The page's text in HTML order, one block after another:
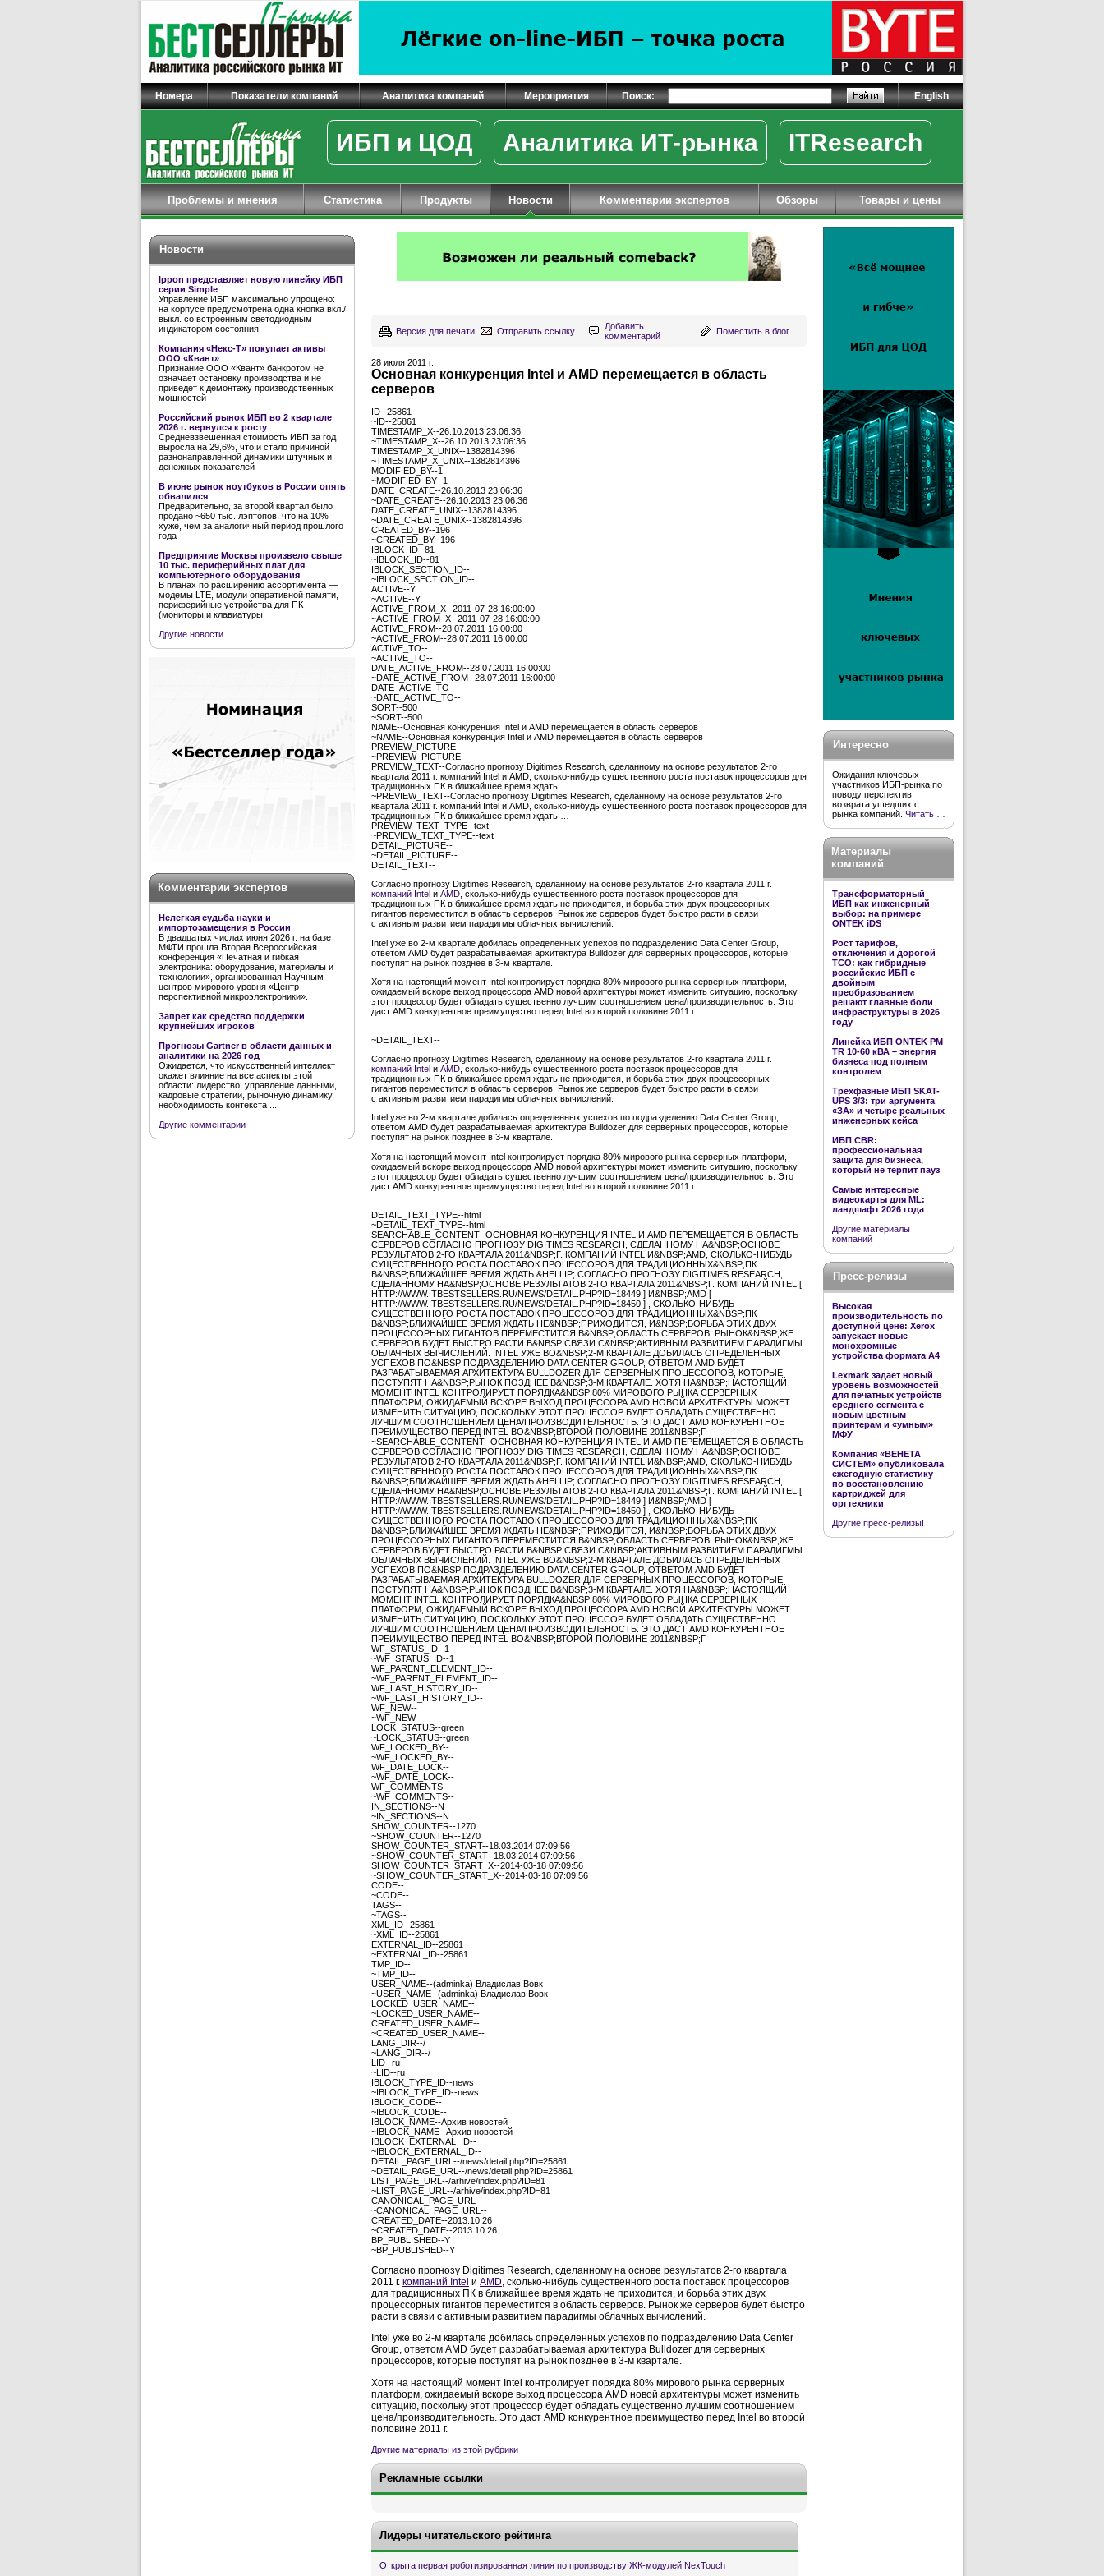
Номера Показатели компаний Аналитика компаний Мероприятия Поиск: English
ИБП и ЦОД Аналитика ИТ-рынка ITResearch
Проблемы и мнения Статистика Продукты Новости Комментарии экспертов Обзоры Товары и цены
Новости
Ippon представляет новую линейку ИБП
серии Simple
Управление ИБП максимально упрощено:
на корпусе предусмотрена одна кнопка вкл./
выкл. со встроенным светодиодным
индикатором состояния
Компания «Некс-Т» покупает активы
ООО «Квант»
Признание ООО «Квант» банкротом не
означает остановку производства и не
приведет к демонтажу производственных
мощностей
Российский рынок ИБП во 2 квартале
2026 г. вернулся к росту
Средневзвешенная стоимость ИБП за год
выросла на 29,6%, что и стало причиной
разнонаправленной динамики штучных и
денежных показателей
В июне рынок ноутбуков в России опять
обвалился
Предварительно, за второй квартал было
продано ~650 тыс. лэптопов, что на 10%
хуже, чем за аналогичный период прошлого
года
Предприятие Москвы произвело свыше
10 тыс. периферийных плат для
компьютерного оборудования
В планах по расширению ассортимента —
модемы LTE, модули оперативной памяти,
периферийные устройства для ПК
(мониторы и клавиатуры
Другие новости
Комментарии экспертов
Нелегкая судьба науки и
импортозамещения в России
В двадцатых числах июня 2026 г. на базе
МФТИ прошла Вторая Всероссийская
конференция «Печатная и гибкая
электроника: оборудование, материалы и
технологии», организованная Научным
центров мирового уровня «Центр
перспективной микроэлектроники».
Запрет как средство поддержки
крупнейших игроков
Прогнозы Gartner в области данных и
аналитики на 2026 год
Ожидается, что искусственный интеллект
окажет влияние на все аспекты этой
области: лидерство, управление данными,
кадровые стратегии, рыночную динамику,
необходимость контекста ...
Другие комментарии
Версия для печати Отправить ссылку
Добавить
комментарий
Поместить в блог
28 июля 2011 г.
Основная конкуренция Intel и AMD перемещается в область
серверов
ID--25861
~ID--25861
TIMESTAMP_X--26.10.2013 23:06:36
~TIMESTAMP_X--26.10.2013 23:06:36
TIMESTAMP_X_UNIX--1382814396
~TIMESTAMP_X_UNIX--1382814396
MODIFIED_BY--1
~MODIFIED_BY--1
DATE_CREATE--26.10.2013 23:06:36
~DATE_CREATE--26.10.2013 23:06:36
DATE_CREATE_UNIX--1382814396
~DATE_CREATE_UNIX--1382814396
CREATED_BY--196
~CREATED_BY--196
IBLOCK_ID--81
~IBLOCK_ID--81
IBLOCK_SECTION_ID--
~IBLOCK_SECTION_ID--
ACTIVE--Y
~ACTIVE--Y
ACTIVE_FROM_X--2011-07-28 16:00:00
~ACTIVE_FROM_X--2011-07-28 16:00:00
ACTIVE_FROM--28.07.2011 16:00:00
~ACTIVE_FROM--28.07.2011 16:00:00
ACTIVE_TO--
~ACTIVE_TO--
DATE_ACTIVE_FROM--28.07.2011 16:00:00
~DATE_ACTIVE_FROM--28.07.2011 16:00:00
DATE_ACTIVE_TO--
~DATE_ACTIVE_TO--
SORT--500
~SORT--500
NAME--Основная конкуренция Intel и AMD перемещается в область серверов
~NAME--Основная конкуренция Intel и AMD перемещается в область серверов
PREVIEW_PICTURE--
~PREVIEW_PICTURE--
PREVIEW_TEXT--Согласно прогнозу Digitimes Research, сделанному на основе результатов 2-го
квартала 2011 г. компаний Intel и AMD, сколько-нибудь существенного роста поставок процессоров для
традиционных ПК в ближайшее время ждать …
~PREVIEW_TEXT--Согласно прогнозу Digitimes Research, сделанному на основе результатов 2-го
квартала 2011 г. компаний Intel и AMD, сколько-нибудь существенного роста поставок процессоров для
традиционных ПК в ближайшее время ждать …
PREVIEW_TEXT_TYPE--text
~PREVIEW_TEXT_TYPE--text
DETAIL_PICTURE--
~DETAIL_PICTURE--
DETAIL_TEXT--
Согласно прогнозу Digitimes Research, сделанному на основе результатов 2-го квартала 2011 г.
компаний Intel и AMD , сколько-нибудь существенного роста поставок процессоров для
традиционных ПК в ближайшее время ждать не приходится, и борьба этих двух процессорных
гигантов переместится в область серверов. Рынок же серверов будет быстро расти в связи
с активным развитием парадигмы облачных вычислений.
Intel уже во 2-м квартале добилась определенных успехов по подразделению Data Center Group,
ответом AMD будет разрабатываемая архитектура Bulldozer для серверных процессоров, которые
поступят на рынок позднее в 3-м квартале.
Хотя на настоящий момент Intel контролирует порядка 80% мирового рынка серверных платформ,
ожидаемый вскоре выход процессора AMD новой архитектуры может изменить ситуацию, поскольку
этот процессор будет обладать существенно лучшим соотношением цена/производительность. Это
даст AMD конкурентное преимущество перед Intel во второй половине 2011 г.
~DETAIL_TEXT--
Согласно прогнозу Digitimes Research, сделанному на основе результатов 2-го квартала 2011 г.
компаний Intel и AMD , сколько-нибудь существенного роста поставок процессоров для
традиционных ПК в ближайшее время ждать не приходится, и борьба этих двух процессорных
гигантов переместится в область серверов. Рынок же серверов будет быстро расти в связи
с активным развитием парадигмы облачных вычислений.
Intel уже во 2-м квартале добилась определенных успехов по подразделению Data Center Group,
ответом AMD будет разрабатываемая архитектура Bulldozer для серверных процессоров, которые
поступят на рынок позднее в 3-м квартале.
Хотя на настоящий момент Intel контролирует порядка 80% мирового рынка серверных платформ,
ожидаемый вскоре выход процессора AMD новой архитектуры может изменить ситуацию, поскольку
этот процессор будет обладать существенно лучшим соотношением цена/производительность. Это
даст AMD конкурентное преимущество перед Intel во второй половине 2011 г.
DETAIL_TEXT_TYPE--html
~DETAIL_TEXT_TYPE--html
SEARCHABLE_CONTENT--ОСНОВНАЯ КОНКУРЕНЦИЯ INTEL И AMD ПЕРЕМЕЩАЕТСЯ В ОБЛАСТЬ
СЕРВЕРОВ СОГЛАСНО ПРОГНОЗУ DIGITIMES RESEARCH, СДЕЛАННОМУ НА&NBSP;ОСНОВЕ
РЕЗУЛЬТАТОВ 2-ГО КВАРТАЛА 2011&NBSP;Г. КОМПАНИЙ INTEL И&NBSP;AMD, СКОЛЬКО-НИБУДЬ
СУЩЕСТВЕННОГО РОСТА ПОСТАВОК ПРОЦЕССОРОВ ДЛЯ ТРАДИЦИОННЫХ&NBSP;ПК
В&NBSP;БЛИЖАЙШЕЕ ВРЕМЯ ЖДАТЬ &HELLIP; СОГЛАСНО ПРОГНОЗУ DIGITIMES RESEARCH,
СДЕЛАННОМУ НА&NBSP;ОСНОВЕ РЕЗУЛЬТАТОВ 2-ГО КВАРТАЛА 2011&NBSP;Г. КОМПАНИЙ INTEL [
HTTP://WWW.ITBESTSELLERS.RU/NEWS/DETAIL.PHP?ID=18449 ] И&NBSP;AMD [
HTTP://WWW.ITBESTSELLERS.RU/NEWS/DETAIL.PHP?ID=18450 ] , СКОЛЬКО-НИБУДЬ
СУЩЕСТВЕННОГО РОСТА ПОСТАВОК ПРОЦЕССОРОВ ДЛЯ ТРАДИЦИОННЫХ&NBSP;ПК
В&NBSP;БЛИЖАЙШЕЕ ВРЕМЯ ЖДАТЬ НЕ&NBSP;ПРИХОДИТСЯ, И&NBSP;БОРЬБА ЭТИХ ДВУХ
ПРОЦЕССОРНЫХ ГИГАНТОВ ПЕРЕМЕСТИТСЯ В&NBSP;ОБЛАСТЬ СЕРВЕРОВ. РЫНОК&NBSP;ЖЕ
СЕРВЕРОВ БУДЕТ БЫСТРО РАСТИ В&NBSP;СВЯЗИ С&NBSP;АКТИВНЫМ РАЗВИТИЕМ ПАРАДИГМЫ
ОБЛАЧНЫХ ВЫЧИСЛЕНИЙ. INTEL УЖЕ ВО&NBSP;2-М КВАРТАЛЕ ДОБИЛАСЬ ОПРЕДЕЛЕННЫХ
УСПЕХОВ ПО&NBSP;ПОДРАЗДЕЛЕНИЮ DATA CENTER GROUP, ОТВЕТОМ AMD БУДЕТ
РАЗРАБАТЫВАЕМАЯ АРХИТЕКТУРА BULLDOZER ДЛЯ СЕРВЕРНЫХ ПРОЦЕССОРОВ, КОТОРЫЕ
ПОСТУПЯТ НА&NBSP;РЫНОК ПОЗДНЕЕ В&NBSP;3-М КВАРТАЛЕ. ХОТЯ НА&NBSP;НАСТОЯЩИЙ
МОМЕНТ INTEL КОНТРОЛИРУЕТ ПОРЯДКА&NBSP;80% МИРОВОГО РЫНКА СЕРВЕРНЫХ
ПЛАТФОРМ, ОЖИДАЕМЫЙ ВСКОРЕ ВЫХОД ПРОЦЕССОРА AMD НОВОЙ АРХИТЕКТУРЫ МОЖЕТ
ИЗМЕНИТЬ СИТУАЦИЮ, ПОСКОЛЬКУ ЭТОТ ПРОЦЕССОР БУДЕТ ОБЛАДАТЬ СУЩЕСТВЕННО
ЛУЧШИМ СООТНОШЕНИЕМ ЦЕНА/ПРОИЗВОДИТЕЛЬНОСТЬ. ЭТО ДАСТ AMD КОНКУРЕНТНОЕ
ПРЕИМУЩЕСТВО ПЕРЕД INTEL ВО&NBSP;ВТОРОЙ ПОЛОВИНЕ 2011&NBSP;Г.
~SEARCHABLE_CONTENT--ОСНОВНАЯ КОНКУРЕНЦИЯ INTEL И AMD ПЕРЕМЕЩАЕТСЯ В ОБЛАСТЬ
СЕРВЕРОВ СОГЛАСНО ПРОГНОЗУ DIGITIMES RESEARCH, СДЕЛАННОМУ НА&NBSP;ОСНОВЕ
РЕЗУЛЬТАТОВ 2-ГО КВАРТАЛА 2011&NBSP;Г. КОМПАНИЙ INTEL И&NBSP;AMD, СКОЛЬКО-НИБУДЬ
СУЩЕСТВЕННОГО РОСТА ПОСТАВОК ПРОЦЕССОРОВ ДЛЯ ТРАДИЦИОННЫХ&NBSP;ПК
В&NBSP;БЛИЖАЙШЕЕ ВРЕМЯ ЖДАТЬ &HELLIP; СОГЛАСНО ПРОГНОЗУ DIGITIMES RESEARCH,
СДЕЛАННОМУ НА&NBSP;ОСНОВЕ РЕЗУЛЬТАТОВ 2-ГО КВАРТАЛА 2011&NBSP;Г. КОМПАНИЙ INTEL [
HTTP://WWW.ITBESTSELLERS.RU/NEWS/DETAIL.PHP?ID=18449 ] И&NBSP;AMD [
HTTP://WWW.ITBESTSELLERS.RU/NEWS/DETAIL.PHP?ID=18450 ] , СКОЛЬКО-НИБУДЬ
СУЩЕСТВЕННОГО РОСТА ПОСТАВОК ПРОЦЕССОРОВ ДЛЯ ТРАДИЦИОННЫХ&NBSP;ПК
В&NBSP;БЛИЖАЙШЕЕ ВРЕМЯ ЖДАТЬ НЕ&NBSP;ПРИХОДИТСЯ, И&NBSP;БОРЬБА ЭТИХ ДВУХ
ПРОЦЕССОРНЫХ ГИГАНТОВ ПЕРЕМЕСТИТСЯ В&NBSP;ОБЛАСТЬ СЕРВЕРОВ. РЫНОК&NBSP;ЖЕ
СЕРВЕРОВ БУДЕТ БЫСТРО РАСТИ В&NBSP;СВЯЗИ С&NBSP;АКТИВНЫМ РАЗВИТИЕМ ПАРАДИГМЫ
ОБЛАЧНЫХ ВЫЧИСЛЕНИЙ. INTEL УЖЕ ВО&NBSP;2-М КВАРТАЛЕ ДОБИЛАСЬ ОПРЕДЕЛЕННЫХ
УСПЕХОВ ПО&NBSP;ПОДРАЗДЕЛЕНИЮ DATA CENTER GROUP, ОТВЕТОМ AMD БУДЕТ
РАЗРАБАТЫВАЕМАЯ АРХИТЕКТУРА BULLDOZER ДЛЯ СЕРВЕРНЫХ ПРОЦЕССОРОВ, КОТОРЫЕ
ПОСТУПЯТ НА&NBSP;РЫНОК ПОЗДНЕЕ В&NBSP;3-М КВАРТАЛЕ. ХОТЯ НА&NBSP;НАСТОЯЩИЙ
МОМЕНТ INTEL КОНТРОЛИРУЕТ ПОРЯДКА&NBSP;80% МИРОВОГО РЫНКА СЕРВЕРНЫХ
ПЛАТФОРМ, ОЖИДАЕМЫЙ ВСКОРЕ ВЫХОД ПРОЦЕССОРА AMD НОВОЙ АРХИТЕКТУРЫ МОЖЕТ
ИЗМЕНИТЬ СИТУАЦИЮ, ПОСКОЛЬКУ ЭТОТ ПРОЦЕССОР БУДЕТ ОБЛАДАТЬ СУЩЕСТВЕННО
ЛУЧШИМ СООТНОШЕНИЕМ ЦЕНА/ПРОИЗВОДИТЕЛЬНОСТЬ. ЭТО ДАСТ AMD КОНКУРЕНТНОЕ
ПРЕИМУЩЕСТВО ПЕРЕД INTEL ВО&NBSP;ВТОРОЙ ПОЛОВИНЕ 2011&NBSP;Г.
WF_STATUS_ID--1
~WF_STATUS_ID--1
WF_PARENT_ELEMENT_ID--
~WF_PARENT_ELEMENT_ID--
WF_LAST_HISTORY_ID--
~WF_LAST_HISTORY_ID--
WF_NEW--
~WF_NEW--
LOCK_STATUS--green
~LOCK_STATUS--green
WF_LOCKED_BY--
~WF_LOCKED_BY--
WF_DATE_LOCK--
~WF_DATE_LOCK--
WF_COMMENTS--
~WF_COMMENTS--
IN_SECTIONS--N
~IN_SECTIONS--N
SHOW_COUNTER--1270
~SHOW_COUNTER--1270
SHOW_COUNTER_START--18.03.2014 07:09:56
~SHOW_COUNTER_START--18.03.2014 07:09:56
SHOW_COUNTER_START_X--2014-03-18 07:09:56
~SHOW_COUNTER_START_X--2014-03-18 07:09:56
CODE--
~CODE--
TAGS--
~TAGS--
XML_ID--25861
~XML_ID--25861
EXTERNAL_ID--25861
~EXTERNAL_ID--25861
TMP_ID--
~TMP_ID--
USER_NAME--(adminka) Владислав Вовк
~USER_NAME--(adminka) Владислав Вовк
LOCKED_USER_NAME--
~LOCKED_USER_NAME--
CREATED_USER_NAME--
~CREATED_USER_NAME--
LANG_DIR--/
~LANG_DIR--/
LID--ru
~LID--ru
IBLOCK_TYPE_ID--news
~IBLOCK_TYPE_ID--news
IBLOCK_CODE--
~IBLOCK_CODE--
IBLOCK_NAME--Архив новостей
~IBLOCK_NAME--Архив новостей
IBLOCK_EXTERNAL_ID--
~IBLOCK_EXTERNAL_ID--
DETAIL_PAGE_URL--/news/detail.php?ID=25861
~DETAIL_PAGE_URL--/news/detail.php?ID=25861
LIST_PAGE_URL--/arhive/index.php?ID=81
~LIST_PAGE_URL--/arhive/index.php?ID=81
CANONICAL_PAGE_URL--
~CANONICAL_PAGE_URL--
CREATED_DATE--2013.10.26
~CREATED_DATE--2013.10.26
BP_PUBLISHED--Y
~BP_PUBLISHED--Y
Согласно прогнозу Digitimes Research, сделанному на основе результатов 2-го квартала
2011 г. компаний Intel и AMD, сколько-нибудь существенного роста поставок процессоров
для традиционных ПК в ближайшее время ждать не приходится, и борьба этих двух
процессорных гигантов переместится в область серверов. Рынок же серверов будет быстро
расти в связи с активным развитием парадигмы облачных вычислений.
Intel уже во 2-м квартале добилась определенных успехов по подразделению Data Center
Group, ответом AMD будет разрабатываемая архитектура Bulldozer для серверных
процессоров, которые поступят на рынок позднее в 3-м квартале.
Хотя на настоящий момент Intel контролирует порядка 80% мирового рынка серверных
платформ, ожидаемый вскоре выход процессора AMD новой архитектуры может изменить
ситуацию, поскольку этот процессор будет обладать существенно лучшим соотношением
цена/производительность. Это даст AMD конкурентное преимущество перед Intel во второй
половине 2011 г.
Другие материалы из этой рубрики
Рекламные ссылки
Лидеры читательского рейтинга
Открыта первая роботизированная линия по производству ЖК-модулей NexTouch
Интересно
Ожидания ключевых
участников ИБП-рынка по
поводу перспектив
возврата ушедших с
рынка компаний. Читать …
Материалы
компаний
Трансформаторный
ИБП как инженерный
выбор: на примере
ONTEK iDS
Рост тарифов,
отключения и дорогой
TCO: как гибридные
российские ИБП с
двойным
преобразованием
решают главные боли
инфраструктуры в 2026
году
Линейка ИБП ONTEK PM
TR 10-60 кВА – энергия
бизнеса под полным
контролем
Трехфазные ИБП SKAT-
UPS 3/3: три аргумента
«ЗА» и четыре реальных
инженерных кейса
ИБП CBR:
профессиональная
защита для бизнеса,
который не терпит пауз
Самые интересные
видеокарты для ML:
ландшафт 2026 года
Другие материалы
компаний
Пресс-релизы
Высокая
производительность по
доступной цене: Xerox
запускает новые
монохромные
устройства формата А4
Lexmark задает новый
уровень возможностей
для печатных устройств
среднего сегмента с
новым цветным
принтерам и «умным»
МФУ
Компания «ВЕНЕТА
СИСТЕМ» опубликовала
ежегодную статистику
по восстановлению
картриджей для
оргтехники
Другие пресс-релизы!